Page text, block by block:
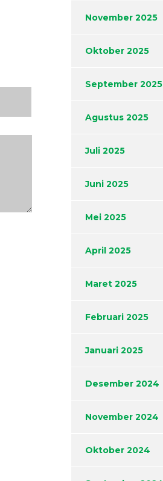
November 2025
Oktober 2025
September 2025
Agustus 2025
Juli 2025
Juni 2025
Mei 2025
April 2025
Maret 2025
Februari 2025
Januari 2025
Desember 2024
November 2024
Oktober 2024